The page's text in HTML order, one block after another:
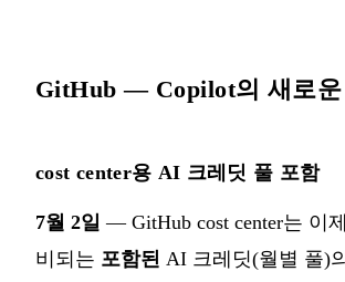
GitHub — Copilot의 새로운
cost center용 AI 크레딧 풀 포함
7월 2일 — GitHub cost center는 이
비되는 포함된 AI 크레딧(월별 풀)